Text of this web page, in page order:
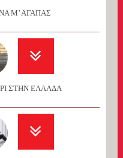
Μ’ ΑΓΑΠΑΣ
ΣΤΗΝ ΕΛΛΑΔΑ